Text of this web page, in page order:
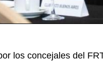
los concejales del